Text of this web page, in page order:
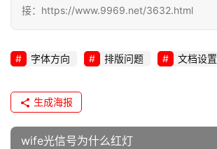
维
络
全
接：https://www.9969.net/3632.html
字体方向 排版问题 文档设置
生成海报
wife光信号为什么红灯